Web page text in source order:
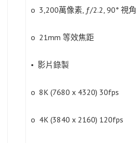
o 3,200萬像素, ƒ/2.2, 90° 視角
o 21mm 等效焦距
• 影片錄製
o 8K (7680 x 4320) 30fps
o 4K (3840 x 2160) 120fps